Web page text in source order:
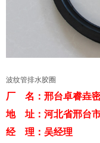
波纹管排水胶圈
厂 名：邢台卓睿垚
地 址：河北省邢台
经 理：吴经理